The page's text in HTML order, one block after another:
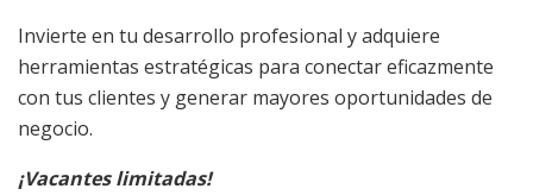
Invierte en tu desarrollo profesional y adquiere
herramientas estratégicas para conectar eficazmente
con tus clientes y generar mayores oportunidades de
negocio.
¡Vacantes limitadas!